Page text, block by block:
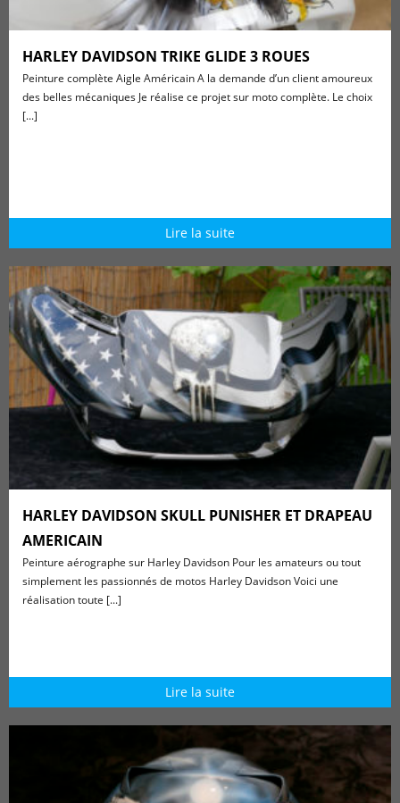
HARLEY DAVIDSON TRIKE GLIDE 3 ROUES
Peinture complète Aigle Américain A la demande d’un client amoureux
des belles mécaniques Je réalise ce projet sur moto complète. Le choix
[...]
Lire la suite
HARLEY DAVIDSON SKULL PUNISHER ET DRAPEAU
AMERICAIN
Peinture aérographe sur Harley Davidson Pour les amateurs ou tout
simplement les passionnés de motos Harley Davidson Voici une
réalisation toute [...]
Lire la suite